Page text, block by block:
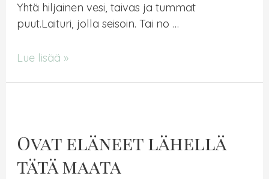
Yhtä hiljainen vesi, taivas ja tummat
puut.Laituri, jolla seisoin. Tai no …
Nämä
Lue lisää »
Ovat eläneet lähellä
tätä maata